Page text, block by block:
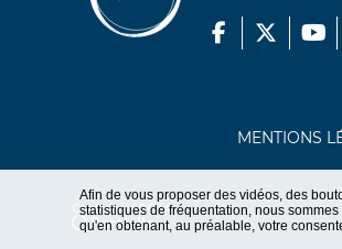
Afin de vous proposer des vidéos, des
statistiques de fréquentation, nous
qu'en obtenant, au préalable, votre
MENTIONS
Conformité RGAA
Partielle